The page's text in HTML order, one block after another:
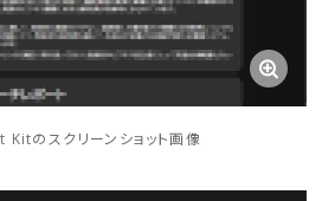
のスクリーンショット画像